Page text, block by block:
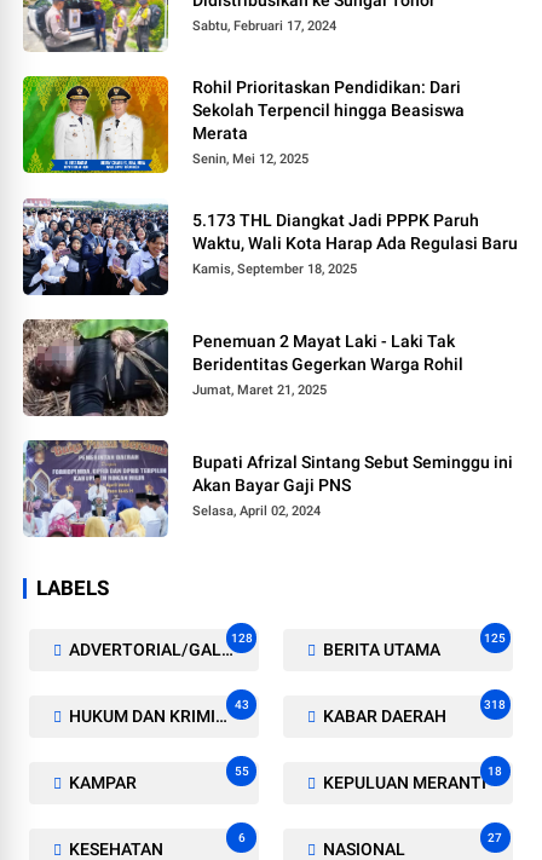
Sabtu, Februari 17, 2024
Rohil Prioritaskan Pendidikan: Dari
Sekolah Terpencil hingga Beasiswa
Merata
Senin, Mei 12, 2025
5.173 THL Diangkat Jadi PPPK Paruh
Waktu, Wali Kota Harap Ada Regulasi Baru
Kamis, September 18, 2025
Penemuan 2 Mayat Laki - Laki Tak
Beridentitas Gegerkan Warga Rohil
Jumat, Maret 21, 2025
Bupati Afrizal Sintang Sebut Seminggu ini
Akan Bayar Gaji PNS
Selasa, April 02, 2024
LABELS
ADVERTORIAL/GALERI
128
BERITA UTAMA
125
HUKUM DAN KRIMINAL
43
KABAR DAERAH
318
KAMPAR
55
KEPULUAN MERANTI
18
KESEHATAN
6
NASIONAL
27